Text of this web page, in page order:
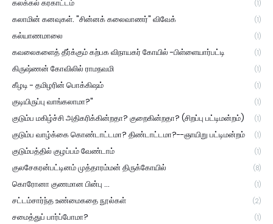
கலக்கல் கரகாட்டம் (1)
கலாமின் கனவுகள். "சின்னக் கலைவாணர்" விவேக் (1)
கல்யாணமாலை (1)
கவலைகளைத் தீர்க்கும் கற்பக விநாயகர் கோயில் -பிள்ளையார்பட்டி (1)
கிருஷ்ணன் கோவிலில் ராமநவமி (1)
கீழடி - தமிழரின் பொக்கிஷம் (1)
குடியிருப்பு வாங்கலாமா?" (1)
குடும்ப மகிழ்ச்சி அதிகரிக்கின்றதா? குறைகின்றதா? (சிறப்பு பட்டிமன்றம்) (1)
குடும்ப வாழ்க்கை கொண்டாட்டமா? திண்டாட்டமா?--ஞாயிறு பட்டிமன்றம் (1)
குடும்பத்தில் குழப்பம் வேண்டாம் (1)
குலசேகரன்பட்டினம் முத்தாரம்மன் திருக்கோயில் (8)
கொரோனா குணமான பின்பு ... (1)
சட்டம்சார்ந்த உண்மைகதை நூல்கள் (2)
சமைத்துப் பார்ப்போமா? (1)